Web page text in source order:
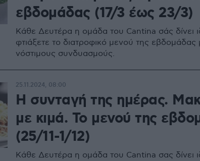
εβδομάδας (17/3 έως 23/3)
Κάθε Δευτέρα η ομάδα του Cantina σάς δίνει
φτιάξετε το διατροφικό μενού της εβδομάδας
νόστιμους συνδυασμούς.
Η συνταγή της ημέρας.
με κιμά. Το μενού της
(25/11-1/12)
Κάθε Δευτέρα η ομάδα του Cantina σας δίνει
25.11.2024, 08:00